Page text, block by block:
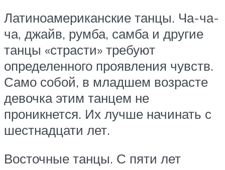
Латиноамериканские танцы. Ча-ча-
ча, джайв, румба, самба и другие
танцы «страсти» требуют
определенного проявления чувств.
Само собой, в младшем возрасте
девочка этим танцем не
проникнется. Их лучше начинать с
шестнадцати лет.
Восточные танцы. С пяти лет